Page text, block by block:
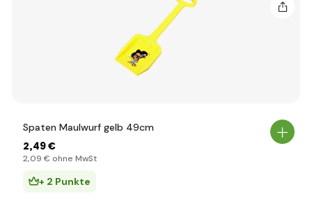
Spaten Maulwurf gelb 49cm
2,49 €
2,09 € ohne MwSt
+ 2 Punkte